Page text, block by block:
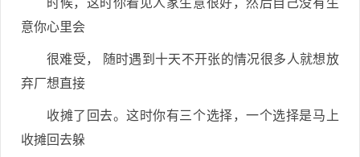
时候，这时你看见人家生意很好，然后自己没有生
意你心里会
很难受， 随时遇到十天不开张的情况很多人就想放
弃厂想直接
收摊了回去。这时你有三个选择，一个选择是马上
收摊回去躲